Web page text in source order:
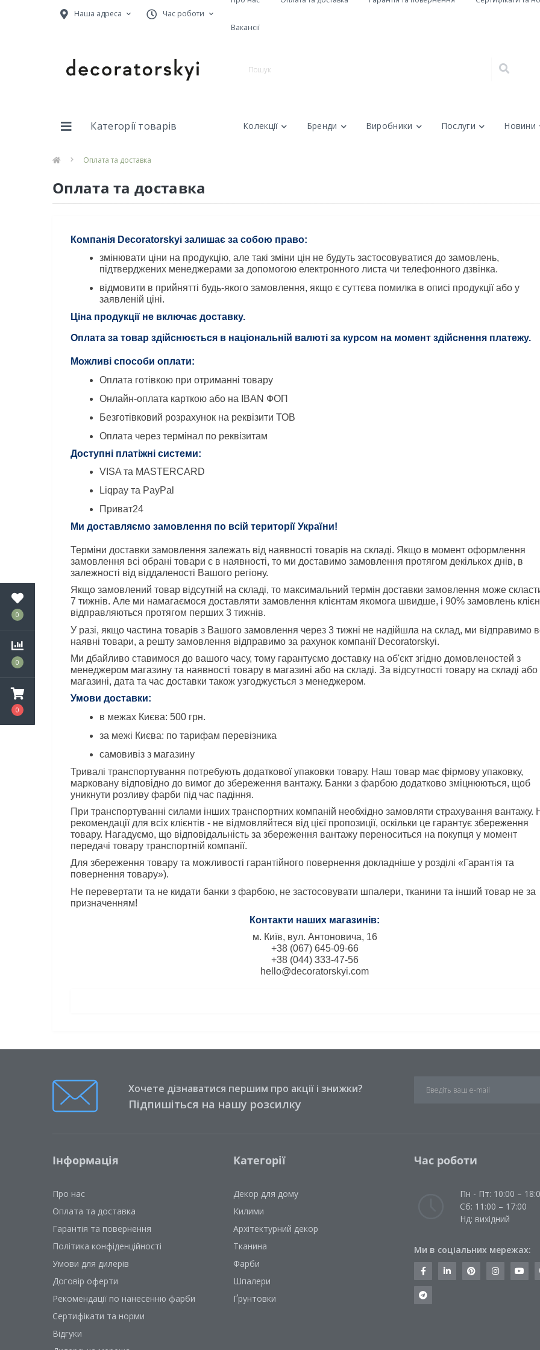
0
0
0
Наша адреса Час роботи
Вакансії
Категорії товарів Колекції Бренди Виробники Послуги Новини
Оплата та доставка
Оплата та доставка
Компанія Decoratorskyi залишає за собою право:
змінювати ціни на продукцію, але такі зміни цін не будуть застосовуватися до замовлень,
підтверджених менеджерами за допомогою електронного листа чи телефонного дзвінка.
відмовити в прийнятті будь-якого замовлення, якщо є суттєва помилка в описі продукції або у
заявленій ціні.
Ціна продукції не включає доставку.
Оплата за товар здійснюється в національній валюті за курсом на момент здійснення платежу.
Можливі способи оплати:
Оплата готівкою при отриманні товару
Онлайн-оплата карткою або на IBAN ФОП
Безготівковий розрахунок на реквізити ТОВ
Оплата через термінал по реквізитам
Доступні платіжні системи:
VISA та MASTERCARD
Liqpay та PayPal
Приват24
﻿Ми доставляємо замовлення по всій території України!
Терміни доставки замовлення залежать від наявності товарів на складі. Якщо в момент оформлення
замовлення всі обрані товари є в наявності, то ми доставимо замовлення протягом декількох днів, в
залежності від віддаленості Вашого регіону.
Якщо замовлений товар відсутній на складі, то максимальний термін доставки замовлення може
7 тижнів. Але ми намагаємося доставляти замовлення клієнтам якомога швидше, і 90% замовлень
відправляються протягом перших 3 тижнів.
У разі, якщо частина товарів з Вашого замовлення через 3 тижні не надійшла на склад, ми відправимо
наявні товари, а решту замовлення відправимо за рахунок компанії Decoratorskyi.
Ми дбайливо ставимося до вашого часу, тому гарантуємо доставку на об'єкт згідно домовленостей з
менеджером магазину та наявності товару в магазині або на складі. За відсутності товару на складі або
магазині, дата та час доставки також узгоджується з менеджером.
Умови доставки:
в межах Києва: 500 грн.
за межі Києва: по тарифам перевізника
самовивіз з магазину
Тривалі транспортування потребують додаткової упаковки товару. Наш товар має фірмову упаковку,
марковану відповідно до вимог до збереження вантажу. Банки з фарбою додатково зміцнюються, щоб
уникнути розливу фарби під час падіння.
При транспортуванні силами інших транспортних компаній необхідно замовляти страхування вантажу.
рекомендації для всіх клієнтів - не відмовляйтеся від цієї пропозиції, оскільки це гарантує збереження
товару. Нагадуємо, що відповідальність за збереження вантажу переноситься на покупця у момент
передачі товару транспортній компанії.
Для збереження товару та можливості гарантійного повернення докладніше у розділі «Гарантія та
повернення товару»).
Не перевертати та не кидати банки з фарбою, не застосовувати шпалери, тканини та інший товар не за
призначенням!
Контакти наших магазинів:
м. Київ, вул. Антоновича, 16
+38 (067) 645-09-66
+38 (044) 333-47-56
hello@decoratorskyi.com
Хочете дізнаватися першим про акції і знижки?
Підпишіться на нашу розсилку
Інформація
Про нас
Оплата та доставка
Гарантія та повернення
Політика конфіденційності
Умови для дилерів
Договір оферти
Рекомендації по нанесенню фарби
Сертифікати та норми
Відгуки
Категорії
Декор для дому
Килими
Архітектурний декор
Тканина
Фарби
Шпалери
Ґрунтовки
Час роботи
Пн - Пт: 10:00 –
Сб: 11:00 – 17:00
Нд: вихідний
Ми в соціальних мережах: